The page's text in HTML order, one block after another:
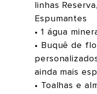
linhas
Espumantes
• 1 água
• Buquê de
ainda mais
• Toalhas e